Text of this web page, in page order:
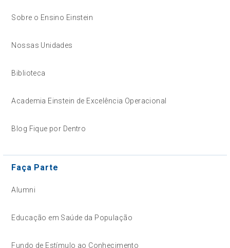
Sobre o Ensino Einstein
Nossas Unidades
Biblioteca
Academia Einstein de Excelência Operacional
Blog Fique por Dentro
Faça Parte
Alumni
Educação em Saúde da População
Fundo de Estímulo ao Conhecimento